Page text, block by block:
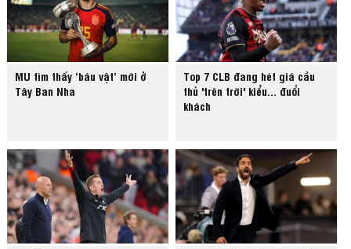
MU tìm thấy ‘báu vật’ mới ở
Tây Ban Nha
Top 7 CLB đang hét giá cầu
thủ 'trên trời' kiểu... đuổi
khách